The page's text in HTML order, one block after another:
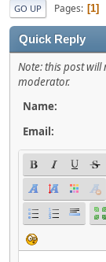
GO UP Pages 1
Quick Reply
Note: this post
moderator.
Name:
Email: